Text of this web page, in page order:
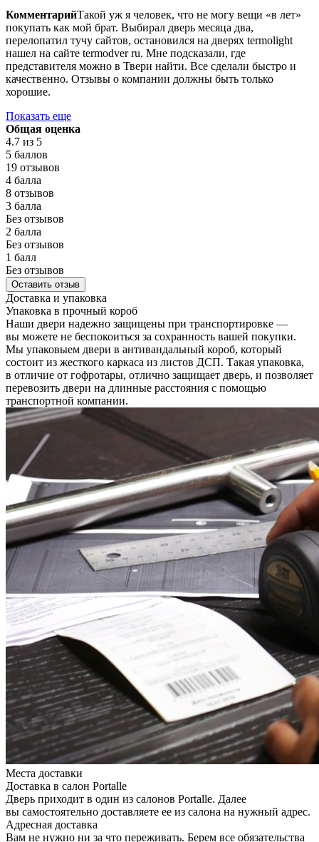
КомментарийТакой уж я человек, что не могу вещи «в лет»
покупать как мой брат. Выбирал дверь месяца два,
перелопатил тучу сайтов, остановился на дверях termolight
нашел на сайте termodver ru. Мне подсказали, где
представителя можно в Твери найти. Все сделали быстро и
качественно. Отзывы о компании должны быть только
хорошие.
Показать еще
Общая оценка
4.7 из 5
5 баллов
19 отзывов
4 балла
8 отзывов
3 балла
Без отзывов
2 балла
Без отзывов
1 балл
Без отзывов
Оставить отзыв
Доставка и упаковка
Упаковка в прочный короб
Наши двери надежно защищены при транспортировке —
вы можете не беспокоиться за сохранность вашей покупки.
Мы упаковыем двери в антивандальный короб, который
состоит из жесткого каркаса из листов ДСП. Такая упаковка,
в отличие от гофротары, отлично защищает дверь, и позволяет
перевозить двери на длинные расстояния с помощью
транспортной компании.
Места доставки
Доставка в салон Portalle
Дверь приходит в один из салонов Portalle. Далее
вы самостоятельно доставляете ее из салона на нужный адрес.
Адресная доставка
Вам не нужно ни за что переживать. Берем все обязательства